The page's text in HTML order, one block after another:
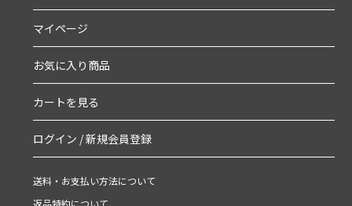
マイページ
お気に入り商品
カートを見る
ログイン / 新規会員登録
送料・お支払い方法について
返品特約について